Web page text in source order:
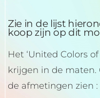
Zie in de lijst
koop zijn op dit
Het ‘United Colors
krijgen in de maten.
de afmetingen zien :